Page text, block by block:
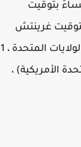
، 20 مارس 2022 ، 9 مساءً بتوقيت
، 8 مساءً بتوقيت غرينتش
(المملكة المتحدة) ، 4 مساءً بتوقيت شرق الولايات المتحدة ، 1
الأمريكية) ،